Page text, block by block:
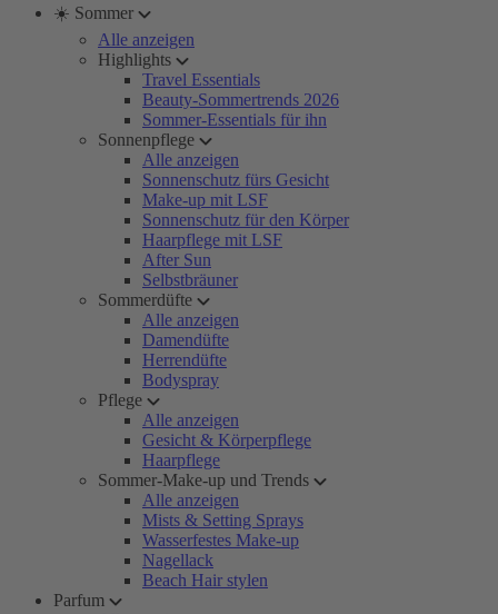
☀️ Sommer
Alle anzeigen
Highlights
Travel Essentials
Beauty-Sommertrends 2026
Sommer-Essentials für ihn
Sonnenpflege
Alle anzeigen
Sonnenschutz fürs Gesicht
Make-up mit LSF
Sonnenschutz für den Körper
Haarpflege mit LSF
After Sun
Selbstbräuner
Sommerdüfte
Alle anzeigen
Damendüfte
Herrendüfte
Bodyspray
Pflege
Alle anzeigen
Gesicht & Körperpflege
Haarpflege
Sommer-Make-up und Trends
Alle anzeigen
Mists & Setting Sprays
Wasserfestes Make-up
Nagellack
Beach Hair stylen
Parfum